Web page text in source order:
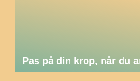
Pas på din krop, når du